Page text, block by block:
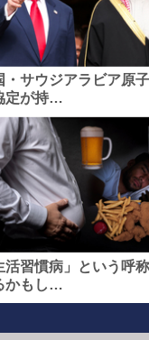
・サウジアラビア原
定が持…
活習慣病」という呼
かもし…